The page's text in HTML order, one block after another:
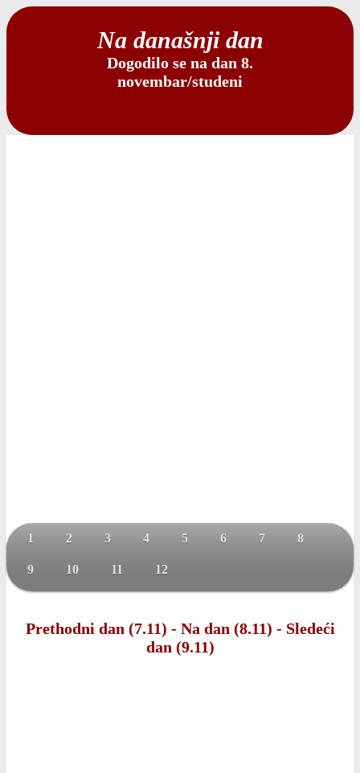
Na današnji dan
Dogodilo se na dan 8.
novembar/studeni
1 2 3 4 5 6 7 8
9 10 11 12
Prethodni dan (7.11) - Na dan (8.11) - Sledeći
dan (9.11)